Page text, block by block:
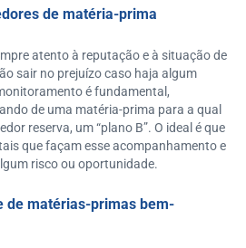
de matéria-prima
atento à reputação e à situação de
sair no prejuízo caso haja algum
é fundamental,
de uma matéria-prima para a qual
reserva, um “plano B”. O ideal é que
que façam esse acompanhamento e
risco ou oportunidade.
de matérias-primas bem-